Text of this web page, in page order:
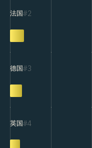
2
法国
3
德国
4
英国